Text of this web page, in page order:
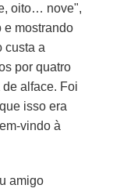
oito… nove",
e mostrando
custa a
por quatro
alface. Foi
isso era
vindo à
amigo